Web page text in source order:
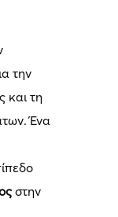
την
και τη
Ένα
στην